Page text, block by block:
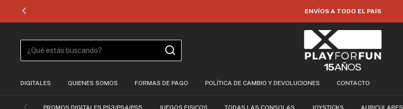
35% OFF POR TRANSFERENCIA
DIGITALES QUIENES SOMOS FORMAS DE PAGO POLÍTICA DE CAMBIO Y DEVOLUCIONES CONTACTO
PROMOS DIGITALES PS3/PS4/PS5 JUEGOS FISICOS TODAS LAS CONSOLAS JOYSTICKS AURICULARES